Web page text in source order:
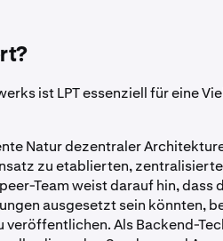
ist LPT essenziell für eine
Natur dezentraler
zu etablierten,
Team weist darauf hin, dass
ausgesetzt sein könnten,
veröffentlichen. Als Backend-